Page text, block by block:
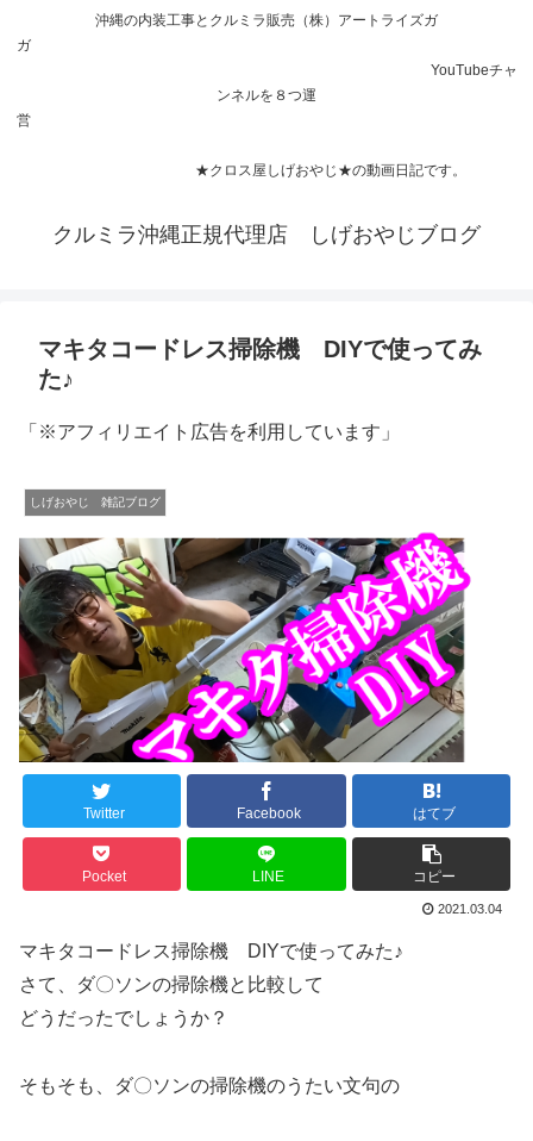
沖縄の内装工事とクルミラ販売（株）アートライズガ
ガ
YouTubeチャ
ンネルを８つ運
営
★クロス屋しげおやじ★の動画日記です。
クルミラ沖縄正規代理店 しげおやじブログ
マキタコードレス掃除機 DIYで使ってみ
た♪
「※アフィリエイト広告を利用しています」
しげおやじ 雑記ブログ
Twitter Facebook はてブ
Pocket LINE コピー
2021.03.04
マキタコードレス掃除機 DIYで使ってみた♪
さて、ダ〇ソンの掃除機と比較して
どうだったでしょうか？
そもそも、ダ〇ソンの掃除機のうたい文句の